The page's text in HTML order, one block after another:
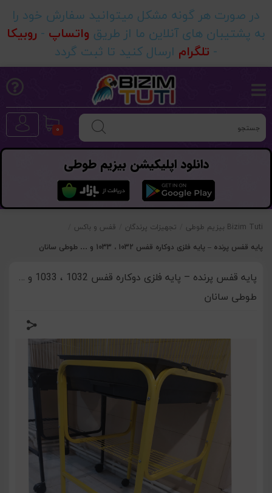
در صورت هر گونه مشکل میتوانید سفارش خود را
به پشتیبان های آنلاین ما از طریق واتساپ - روبیکا
- تلگرام ارسال کنید تا ثبت گردد
0
دانلود اپلیکیشن بیزیم طوطی
Bizim Tuti بیزیم طوطی تجهیزات پرندگان قفس و باکس
پایه قفس پرنده – پایه فلزی دوکاره قفس 1032 ، 1033 و … طوطی سانان
پایه قفس پرنده – پایه فلزی دوکاره قفس 1032 ، 1033 و …
طوطی سانان